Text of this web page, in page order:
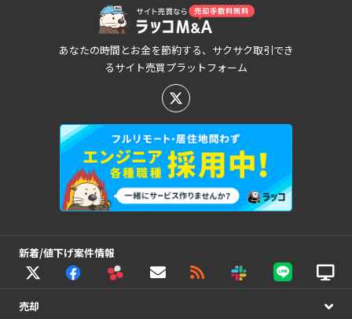
あなたの時間とお金を節約する、サクサク取引でき
るサイト売買プラットフォーム
新着/値下げ案件情報
売却